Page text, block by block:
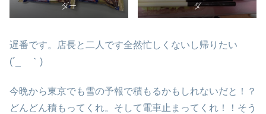
ダー
ダ
遅番です。店長と二人です全然忙しくないし帰りたい
(´_ゝ｀)
今晩から東京でも雪の予報で積もるかもしれないだと！？
どんどん積もってくれ。そして電車止まってくれ！！そう